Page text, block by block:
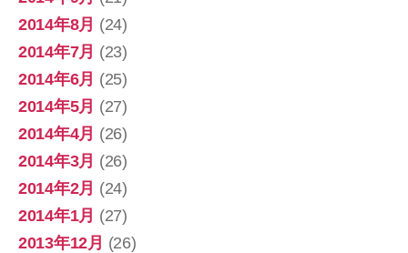
2014年8月 (24)
2014年7月 (23)
2014年6月 (25)
2014年5月 (27)
2014年4月 (26)
2014年3月 (26)
2014年2月 (24)
2014年1月 (27)
2013年12月 (26)